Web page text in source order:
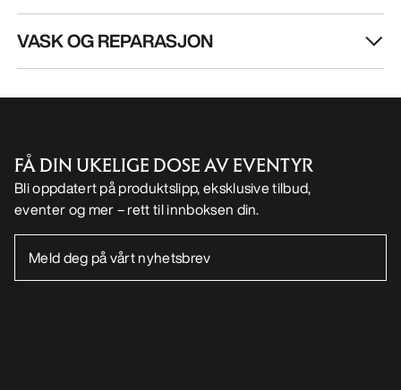
VASK OG REPARASJON
FÅ DIN UKELIGE DOSE AV EVENTYR
Bli oppdatert på produktslipp, eksklusive tilbud,
eventer og mer – rett til innboksen din.